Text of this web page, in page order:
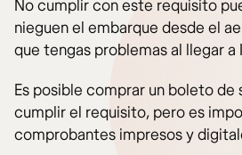
No cumplir con este requisito
nieguen el embarque desde el
que tengas problemas al llegar a
Es posible comprar un boleto de
cumplir el requisito, pero es
comprobantes impresos y